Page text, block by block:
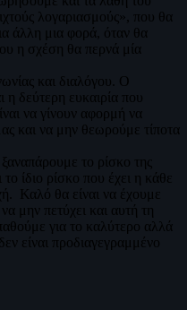
λογαριασμούς», που θα
άλλη μια φορά, όταν θα
η σχέση θα περνά μία
και διαλόγου. Ο
δεύτερη ευκαιρία που
να γίνουν αφορμή να
και να μην θεωρούμε τίποτα
το ρίσκο της
ίδιο ρίσκο που έχει η κάθε
Καλό θα είναι να έχουμε
μην πετύχει και αυτή τη
για το καλύτερο αλλά
είναι προδιαγεγραμμένο